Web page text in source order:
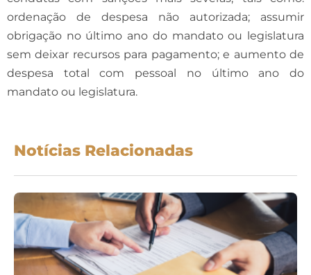
ordenação de despesa não autorizada; assumir
obrigação no último ano do mandato ou legislatura
sem deixar recursos para pagamento; e aumento de
despesa total com pessoal no último ano do
mandato ou legislatura.
Notícias Relacionadas